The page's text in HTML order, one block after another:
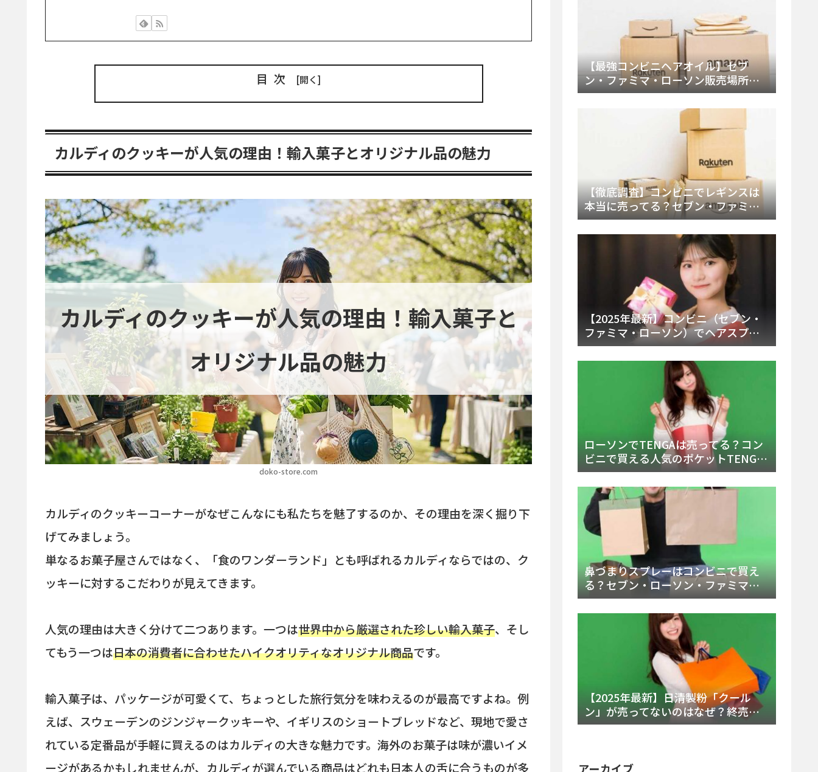
目次
カルディのクッキーが人気の理由！輸入菓子とオリジナル品の魅力
doko-store.com
カルディのクッキーが人気の理由！輸入菓子と
オリジナル品の魅力
カルディのクッキーコーナーがなぜこんなにも私たちを魅了するのか、その理由を深く掘り下
げてみましょう。
単なるお菓子屋さんではなく、「食のワンダーランド」とも呼ばれるカルディならではの、ク
ッキーに対するこだわりが見えてきます。
人気の理由は大きく分けて二つあります。一つは世界中から厳選された珍しい輸入菓子、そし
てもう一つは日本の消費者に合わせたハイクオリティなオリジナル商品です。
輸入菓子は、パッケージが可愛くて、ちょっとした旅行気分を味わえるのが最高ですよね。例
えば、スウェーデンのジンジャークッキーや、イギリスのショートブレッドなど、現地で愛さ
れている定番品が手軽に買えるのはカルディの大きな魅力です。海外のお菓子は味が濃いイメ
ージがあるかもしれませんが、カルディが選んでいる商品はどれも日本人の舌に合うものが多
【最強コンビニヘアオイル】セブ
ン・ファミマ・ローソン販売場所
は？今すぐ買えるおすすめ市販品を
【徹底調査】コンビニでレギンスは
本当に売ってる？セブン・ファミ
マ・ローソンの取扱店舗とメーカ
ー・内容物を詳しく調べてみた！
【2025年最新】コンビニ（セブン・
ファミマ・ローソン）でヘアスプレ
ーは売ってる？販売場所と買える種
類・値段を徹底調査！
ローソンでTENGAは売ってる？コン
ビニで買える人気のポケットTENGA
とエッグの取り扱い店舗と陳列場所
を徹底解説！
鼻づまりスプレーはコンビニで買え
る？セブン・ローソン・ファミマの
販売時間と主要製品を徹底解説
【2025年最新】日清製粉「クール
ン」が売ってないのはなぜ？終売の
真相とレアチーズケーキ代替品・再
アーカイブ